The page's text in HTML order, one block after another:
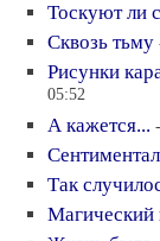
Тоскуют ли
Сквозь тьму
Рисунки
05:52
А кажется...
Так
Магический